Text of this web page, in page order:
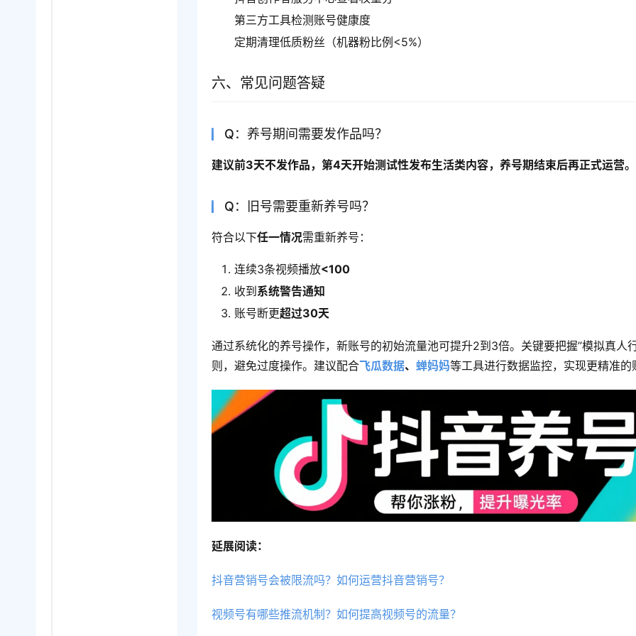
第三方工具检测账号健康度
定期清理低质粉丝（机器粉比例<5%）
六、常见问题答疑
Q：养号期间需要发作品吗？
建议前3天不发作品，第4天开始测试性发布生活类内容，养号期结束后再正式运营。
Q：旧号需要重新养号吗？
符合以下任一情况需重新养号：
连续3条视频播放<100
收到系统警告通知
账号断更超过30天
通过系统化的养号操作，新账号的初始流量池可提升2到3倍。关键要把握”模拟真人
则，避免过度操作。建议配合飞瓜数据、 蝉妈妈等工具进行数据监控，实现更精准的
延展阅读：
抖音营销号会被限流吗？如何运营抖音营销号？
视频号有哪些推流机制？如何提高视频号的流量？